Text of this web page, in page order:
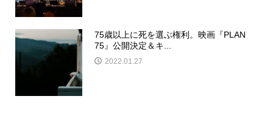
75歳以上に死を選ぶ権利。映画『PLAN
75』公開決定＆キ...
2022.01.27